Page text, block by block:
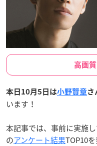
高画
本日10月5日は小野賢章さ
います！
本記事では、事前に実施
のアンケート結果TOP10